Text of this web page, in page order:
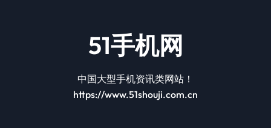
51手机网
中国大型手机资讯类网站！
https://www.51shouji.com.cn